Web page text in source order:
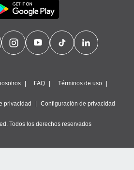
FAQ Términos de uso
privacidad Configuración de privacidad
Todos los derechos reservados